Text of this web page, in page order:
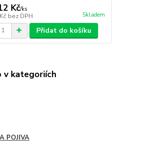
Kč/ks
bez DPH Skladem
Přidat do košíku
v kategoriích
POJIVA